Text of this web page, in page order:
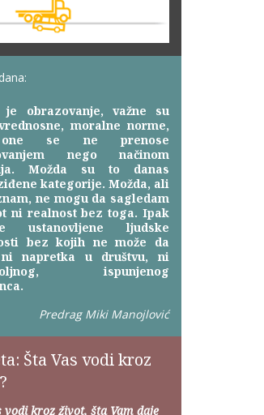
je obrazovanje, važne su
moralne norme,
se ne prenose
nego načinom
Možda su to danas
kategorije. Možda, ali
ne mogu da sagledam
ni realnost bez toga. Ipak
ustanovljene ljudske
bez kojih ne može da
napretka u društvu, ni
ispunjenog
Predrag Miki Manojlović
Šta Vas vodi kroz
vodi kroz život, šta Vam daje